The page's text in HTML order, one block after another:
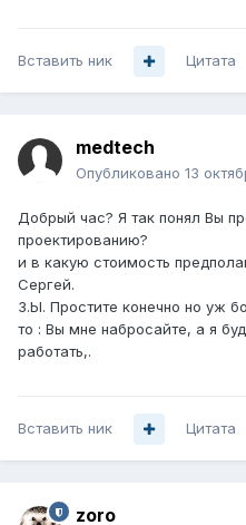
Вставить ник Цитата
medtech
Опубликовано 13
Добрый час? Я так понял Вы
проектированию?
и в какую стоимость
Сергей.
З.Ы. Простите конечно но уж
то : Вы мне набросайте, а я
работать,.
Вставить ник Цитата
zoro